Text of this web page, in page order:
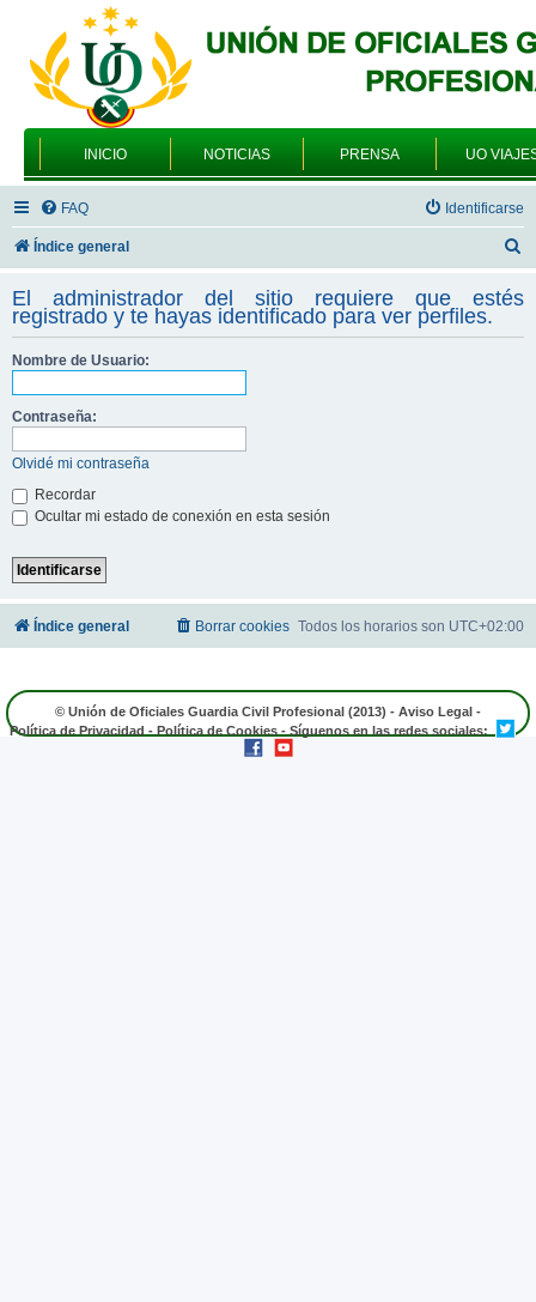
INICIO NOTICIAS PRENSA UO
FAQ Identificarse
Índice general
s
c
El administrador del sitio requiere que estés
registrado y te hayas identificado para ver perfiles.
Nombre de Usuario:
Contraseña:
Olvidé mi contraseña
Recordar
Ocultar mi estado de conexión en esta sesión
Índice general Todos los horarios son UTC+02:00
Borrar cookies
© Unión de Oficiales Guardia Civil Profesional (2013) - Aviso Legal -
Política de Privacidad - Política de Cookies - Síguenos en las redes sociales: